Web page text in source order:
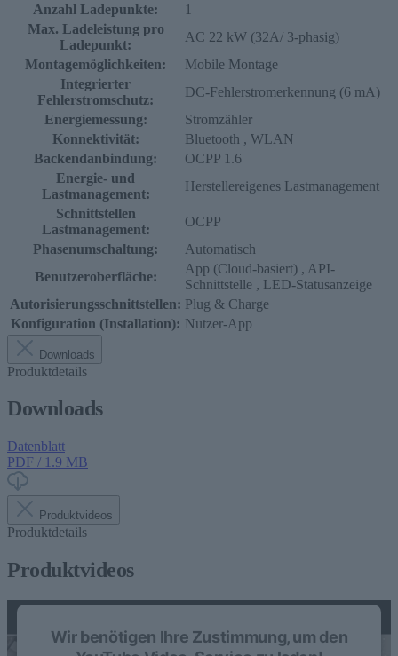
Anzahl Ladepunkte:
1
Max. Ladeleistung pro
Ladepunkt:
AC 22 kW (32A/ 3-phasig)
Montagemöglichkeiten:
Mobile Montage
Integrierter
Fehlerstromschutz:
DC-Fehlerstromerkennung (6 mA)
Energiemessung:
Stromzähler
Konnektivität:
Bluetooth , WLAN
Backendanbindung:
OCPP 1.6
Energie- und
Lastmanagement:
Herstellereigenes Lastmanagement
Schnittstellen
Lastmanagement:
OCPP
Phasenumschaltung:
Automatisch
Benutzeroberfläche:
App (Cloud-basiert) , API-
Schnittstelle , LED-Statusanzeige
Autorisierungsschnittstellen: Plug & Charge
Konfiguration (Installation): Nutzer-App
Downloads
Produktdetails
Downloads
Datenblatt
PDF / 1.9 MB
Produktvideos
Produktdetails
Produktvideos
Wir benötigen Ihre Zustimmung, um den